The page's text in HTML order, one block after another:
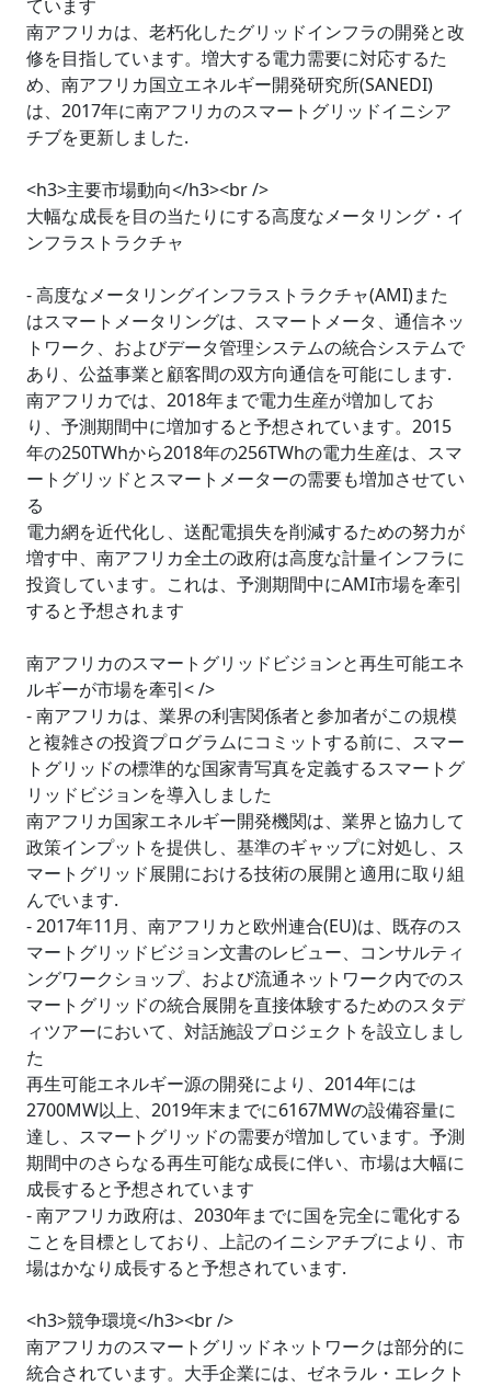
ています
南アフリカは、老朽化したグリッドインフラの開発と改
修を目指しています。増大する電力需要に対応するた
め、南アフリカ国立エネルギー開発研究所(SANEDI)
は、2017年に南アフリカのスマートグリッドイニシア
チブを更新しました.
<h3>主要市場動向</h3><br />
大幅な成長を目の当たりにする高度なメータリング・イ
ンフラストラクチャ
- 高度なメータリングインフラストラクチャ(AMI)また
はスマートメータリングは、スマートメータ、通信ネッ
トワーク、およびデータ管理システムの統合システムで
あり、公益事業と顧客間の双方向通信を可能にします.
南アフリカでは、2018年まで電力生産が増加してお
り、予測期間中に増加すると予想されています。2015
年の250TWhから2018年の256TWhの電力生産は、スマ
ートグリッドとスマートメーターの需要も増加させてい
る
電力網を近代化し、送配電損失を削減するための努力が
増す中、南アフリカ全土の政府は高度な計量インフラに
投資しています。これは、予測期間中にAMI市場を牽引
すると予想されます
南アフリカのスマートグリッドビジョンと再生可能エネ
ルギーが市場を牽引< />
- 南アフリカは、業界の利害関係者と参加者がこの規模
と複雑さの投資プログラムにコミットする前に、スマー
トグリッドの標準的な国家青写真を定義するスマートグ
リッドビジョンを導入しました
南アフリカ国家エネルギー開発機関は、業界と協力して
政策インプットを提供し、基準のギャップに対処し、ス
マートグリッド展開における技術の展開と適用に取り組
んでいます.
- 2017年11月、南アフリカと欧州連合(EU)は、既存のス
マートグリッドビジョン文書のレビュー、コンサルティ
ングワークショップ、および流通ネットワーク内でのス
マートグリッドの統合展開を直接体験するためのスタデ
ィツアーにおいて、対話施設プロジェクトを設立しまし
た
再生可能エネルギー源の開発により、2014年には
2700MW以上、2019年末までに6167MWの設備容量に
達し、スマートグリッドの需要が増加しています。予測
期間中のさらなる再生可能な成長に伴い、市場は大幅に
成長すると予想されています
- 南アフリカ政府は、2030年までに国を完全に電化する
ことを目標としており、上記のイニシアチブにより、市
場はかなり成長すると予想されています.
<h3>競争環境</h3><br />
南アフリカのスマートグリッドネットワークは部分的に
統合されています。大手企業には、ゼネラル・エレクト